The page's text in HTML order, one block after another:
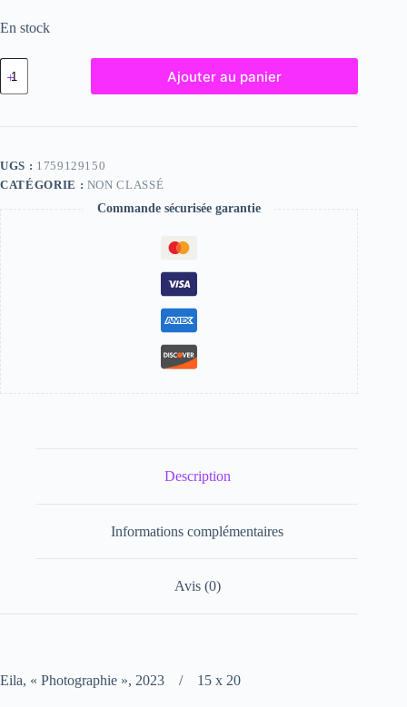
En stock
quantité
de
Eila,
2023
x
20
Ajouter au panier
UGS : 1759129150
CATÉGORIE : NON CLASSÉ
Commande sécurisée garantie
Description
Informations complémentaires
Avis (0)
Eila, « Photographie », 2023 / 15 x 20